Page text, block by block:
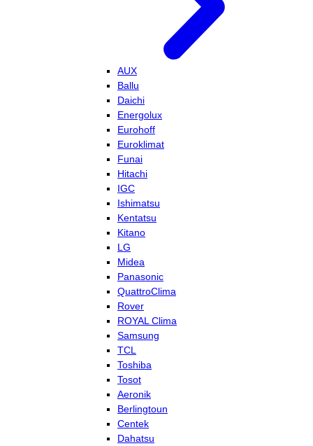
AUX
Ballu
Daichi
Energolux
Eurohoff
Euroklimat
Funai
Hitachi
IGC
Ishimatsu
Kentatsu
Kitano
LG
Midea
Panasonic
QuattroClima
Rover
ROYAL Clima
Samsung
TCL
Toshiba
Tosot
Aeronik
Berlingtoun
Centek
Dahatsu